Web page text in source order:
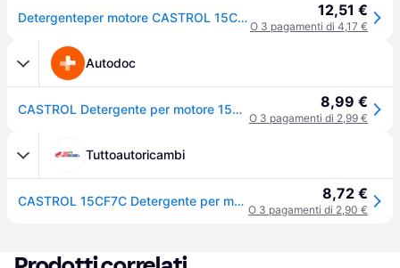
Detergenteper motore CASTROL 15CF7C 12,51 €
O 3 pagamenti di 4,17 €
Autodoc
CASTROL Detergente per motore 15CF7C 8,99 €
O 3 pagamenti di 2,99 €
Tuttoautoricambi
CASTROL 15CF7C Detergente per motore Engine Shampoo Contenuto: 300ml 8,72 €
O 3 pagamenti di 2,90 €